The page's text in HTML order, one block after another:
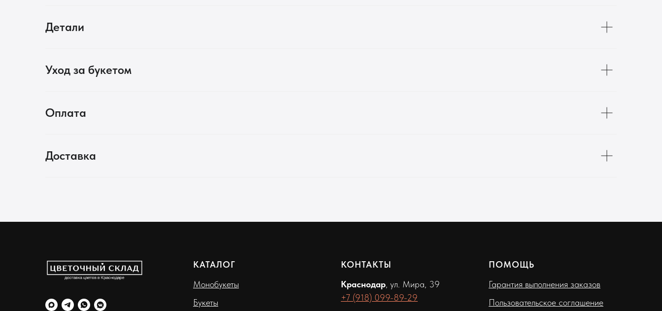
Детали
Уход за букетом
Оплата
Доставка
КАТАЛОГ
Монобукеты
Букеты
КОНТАКТЫ
Краснодар , ул. Мира, 39
+7 (918) 099-89-29
ПОМОЩЬ
Гарантия выполнения заказов
Пользовательское соглашение